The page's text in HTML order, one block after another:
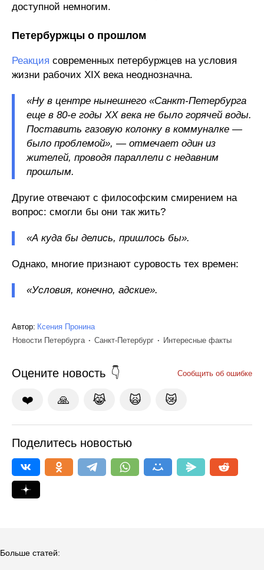
доступной немногим.
Петербуржцы о прошлом
Реакция современных петербуржцев на условия
жизни рабочих XIX века неоднозначна.
«Ну в центре нынешнего «Санкт-Петербурга
еще в 80-е годы ХХ века не было горячей воды.
Поставить газовую колонку в коммуналке —
было проблемой», — отмечает один из
жителей, проводя параллели с недавним
прошлым.
Другие отвечают с философским смирением на
вопрос: смогли бы они так жить?
«А куда бы делись, пришлось бы».
Однако, многие признают суровость тех времен:
«Условия, конечно, адские».
Автор: Ксения Пронина
Новости Петербурга
Санкт-Петербург Интересные факты
Оцените новость Сообщить об ошибке
❤️ 🙏 😹 🙀 😿
Поделитесь новостью
Больше статей: